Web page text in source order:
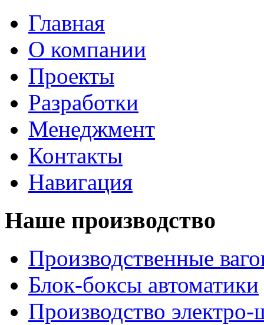
Главная
О компании
Проекты
Разработки
Менеджмент
Контакты
Навигация
Наше производство
Производственные
Блок-боксы автоматики
Производство